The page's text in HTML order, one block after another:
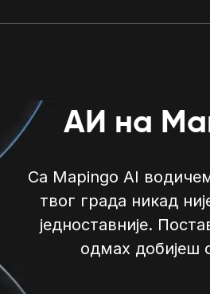
АИ на
Са Mapingo AI
твог града никад
једноставније.
одмах добијеш